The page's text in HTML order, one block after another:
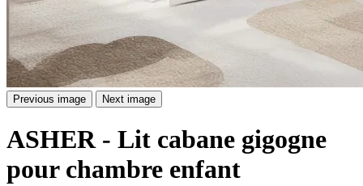
Previous image Next image
ASHER - Lit cabane gigogne
pour chambre enfant